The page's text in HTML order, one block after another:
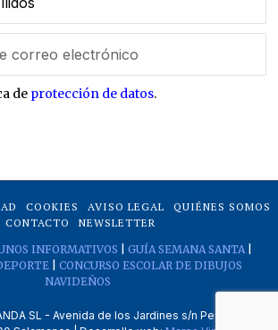
de protección de datos.
COOKIES AVISO LEGAL
QUIÉNES SOMOS
CONTACTO
NEWSLETTER
INFORMATIVOS GUÍA SEMANA SANTA|
| CONCURSO ESCOLAR DE DIBUJOS
NAVIDEÑOS
SL - Avenida de los Jardines s/n Peñaranda de